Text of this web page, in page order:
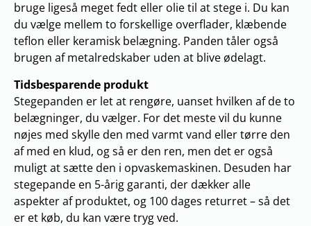
bruge ligeså meget fedt eller olie til at stege i. Du kan
du vælge mellem to forskellige overflader, klæbende
teflon eller keramisk belægning. Panden tåler også
brugen af metalredskaber uden at blive ødelagt.
Tidsbesparende produkt
Stegepanden er let at rengøre, uanset hvilken af de to
belægninger, du vælger. For det meste vil du kunne
nøjes med skylle den med varmt vand eller tørre den
af med en klud, og så er den ren, men det er også
muligt at sætte den i opvaskemaskinen. Desuden har
stegepande en 5-årig garanti, der dækker alle
aspekter af produktet, og 100 dages returret – så det
er et køb, du kan være tryg ved.